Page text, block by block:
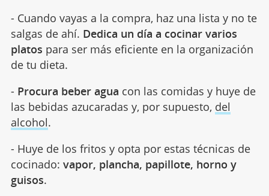
- Cuando vayas a la compra, haz una lista y no te
salgas de ahí. Dedica un día a cocinar varios
platos para ser más eficiente en la organización
de tu dieta.
- Procura beber agua con las comidas y huye de
las bebidas azucaradas y, por supuesto, del
alcohol.
- Huye de los fritos y opta por estas técnicas de
cocinado: vapor, plancha, papillote, horno y
guisos.